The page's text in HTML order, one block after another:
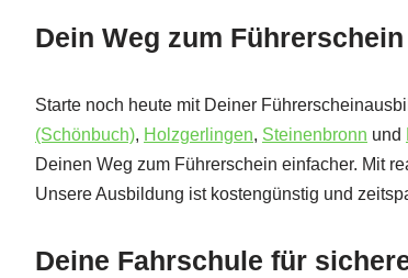
Dein Weg zum
Starte noch heute mit Deiner
(Schönbuch), Holzgerlingen, Steinenbronn und
Deinen Weg zum Führerschein einfacher. Mit
Unsere Ausbildung ist kostengünstig und
Deine Fahrschule für